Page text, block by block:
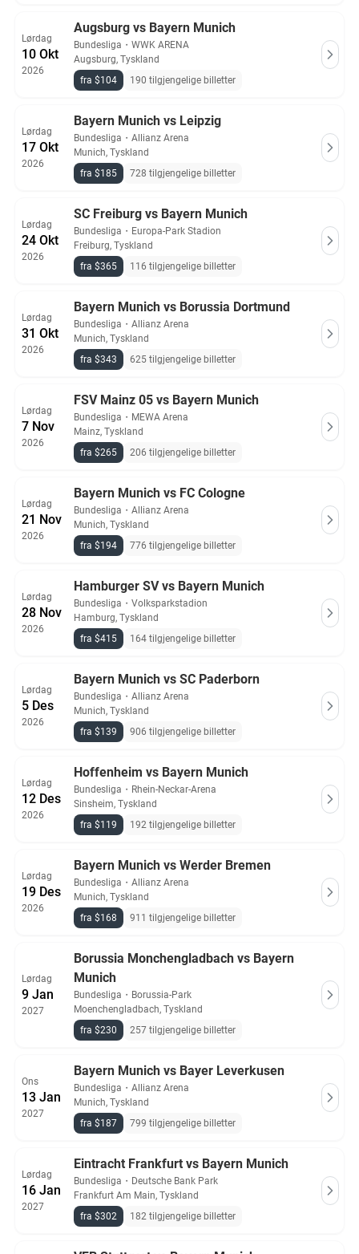
Lørdag
10 Okt
2026
Augsburg vs Bayern Munich
Bundesliga ・ WWK ARENA
Augsburg, Tyskland
fra $104
190 tilgjengelige billetter
Lørdag
17 Okt
2026
Bayern Munich vs Leipzig
Bundesliga ・ Allianz Arena
Munich, Tyskland
fra $185
728 tilgjengelige billetter
Lørdag
24 Okt
2026
SC Freiburg vs Bayern Munich
Bundesliga ・ Europa-Park Stadion
Freiburg, Tyskland
fra $365
116 tilgjengelige billetter
Lørdag
31 Okt
2026
Bayern Munich vs Borussia Dortmund
Bundesliga ・ Allianz Arena
Munich, Tyskland
fra $343
625 tilgjengelige billetter
Lørdag
7 Nov
2026
FSV Mainz 05 vs Bayern Munich
Bundesliga ・ MEWA Arena
Mainz, Tyskland
fra $265
206 tilgjengelige billetter
Lørdag
21 Nov
2026
Bayern Munich vs FC Cologne
Bundesliga ・ Allianz Arena
Munich, Tyskland
fra $194
776 tilgjengelige billetter
Lørdag
28 Nov
2026
Hamburger SV vs Bayern Munich
Bundesliga ・ Volksparkstadion
Hamburg, Tyskland
fra $415
164 tilgjengelige billetter
Lørdag
5 Des
2026
Bayern Munich vs SC Paderborn
Bundesliga ・ Allianz Arena
Munich, Tyskland
fra $139
906 tilgjengelige billetter
Lørdag
12 Des
2026
Hoffenheim vs Bayern Munich
Bundesliga ・ Rhein-Neckar-Arena
Sinsheim, Tyskland
fra $119
192 tilgjengelige billetter
Lørdag
19 Des
2026
Bayern Munich vs Werder Bremen
Bundesliga ・ Allianz Arena
Munich, Tyskland
fra $168
911 tilgjengelige billetter
Lørdag
9 Jan
2027
Borussia Monchengladbach vs Bayern
Munich
Bundesliga ・ Borussia-Park
Moenchengladbach, Tyskland
fra $230
257 tilgjengelige billetter
Ons
13 Jan
2027
Bayern Munich vs Bayer Leverkusen
Bundesliga ・ Allianz Arena
Munich, Tyskland
fra $187
799 tilgjengelige billetter
Lørdag
16 Jan
2027
Eintracht Frankfurt vs Bayern Munich
Bundesliga ・ Deutsche Bank Park
Frankfurt Am Main, Tyskland
fra $302
182 tilgjengelige billetter